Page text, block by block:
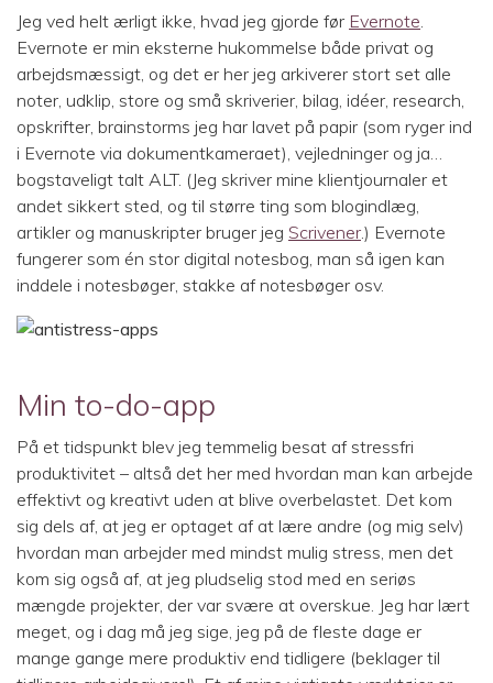
Jeg ved helt ærligt ikke, hvad jeg gjorde før Evernote.
Evernote er min eksterne hukommelse både privat og
arbejdsmæssigt, og det er her jeg arkiverer stort set alle
noter, udklip, store og små skriverier, bilag, idéer, research,
opskrifter, brainstorms jeg har lavet på papir (som ryger ind
i Evernote via dokumentkameraet), vejledninger og ja…
bogstaveligt talt ALT. (Jeg skriver mine klientjournaler et
andet sikkert sted, og til større ting som blogindlæg,
artikler og manuskripter bruger jeg Scrivener.) Evernote
fungerer som én stor digital notesbog, man så igen kan
inddele i notesbøger, stakke af notesbøger osv.
Min to-do-app
På et tidspunkt blev jeg temmelig besat af stressfri
produktivitet – altså det her med hvordan man kan arbejde
effektivt og kreativt uden at blive overbelastet. Det kom
sig dels af, at jeg er optaget af at lære andre (og mig selv)
hvordan man arbejder med mindst mulig stress, men det
kom sig også af, at jeg pludselig stod med en seriøs
mængde projekter, der var svære at overskue. Jeg har lært
meget, og i dag må jeg sige, jeg på de fleste dage er
mange gange mere produktiv end tidligere (beklager til